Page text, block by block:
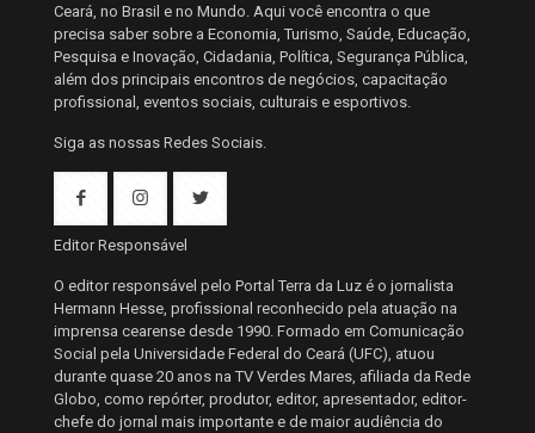
Ceará, no Brasil e no Mundo. Aqui você encontra o que
precisa saber sobre a Economia, Turismo, Saúde, Educação,
Pesquisa e Inovação, Cidadania, Política, Segurança Pública,
além dos principais encontros de negócios, capacitação
profissional, eventos sociais, culturais e esportivos.
Siga as nossas Redes Sociais.
Editor Responsável
O editor responsável pelo Portal Terra da Luz é o jornalista
Hermann Hesse, profissional reconhecido pela atuação na
imprensa cearense desde 1990. Formado em Comunicação
Social pela Universidade Federal do Ceará (UFC), atuou
durante quase 20 anos na TV Verdes Mares, afiliada da Rede
Globo, como repórter, produtor, editor, apresentador, editor-
chefe do jornal mais importante e de maior audiência do